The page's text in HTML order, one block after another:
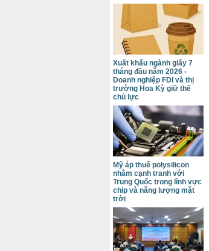
Xuất khẩu ngành giấy 7
tháng đầu năm 2026 -
Doanh nghiệp FDI và thị
trường Hoa Kỳ giữ thế
chủ lực
Mỹ áp thuế polysilicon
nhằm cạnh tranh với
Trung Quốc trong lĩnh vực
chip và năng lượng mặt
trời